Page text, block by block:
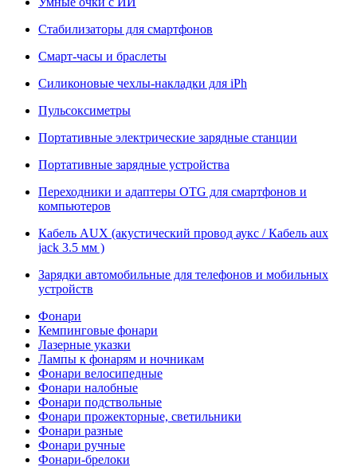
Стабилизаторы для смартфонов
Смарт-часы и браслеты
Силиконовые чехлы-накладки для iPh
Пульсоксиметры
Портативные электрические зарядные станции
Портативные зарядные устройства
Переходники и адаптеры OTG для смартфонов и
компьютеров
Кабель AUX (акустический провод аукс / Кабель aux
jack 3.5 мм )
Зарядки автомобильные для телефонов и мобильных
устройств
Фонари
Кемпинговые фонари
Лазерные указки
Лампы к фонарям и ночникам
Фонари велосипедные
Фонари налобные
Фонари подствольные
Фонари прожекторные, светильники
Фонари разные
Фонари ручные
Фонари-брелоки